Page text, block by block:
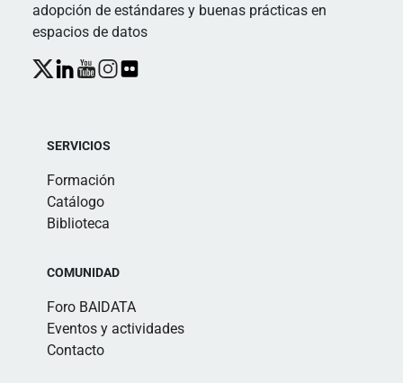
adopción de estándares y buenas prácticas en
espacios de datos
SERVICIOS
Formación
Catálogo
Biblioteca
COMUNIDAD
Foro BAIDATA
Eventos y actividades
Contacto